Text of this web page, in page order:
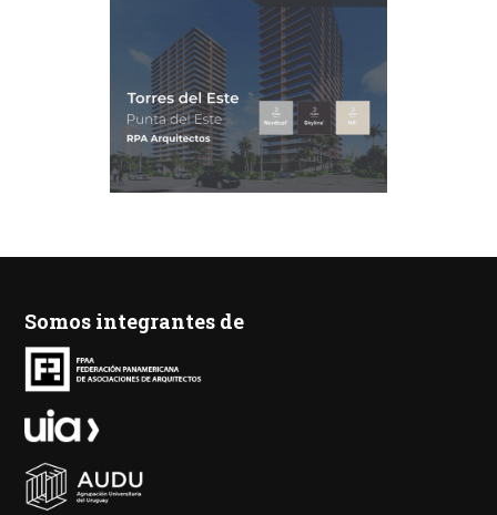
Somos integrantes de